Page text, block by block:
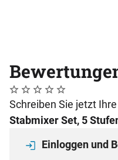
Noch keine Bewertungen
0 Bewertungen
Schreiben Sie jetzt
Stabmixer Set, 5
Einloggen und